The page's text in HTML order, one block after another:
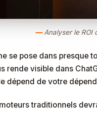
Analyser le ROI
se pose dans presque
rende visible dans
dépend de votre
traditionnels